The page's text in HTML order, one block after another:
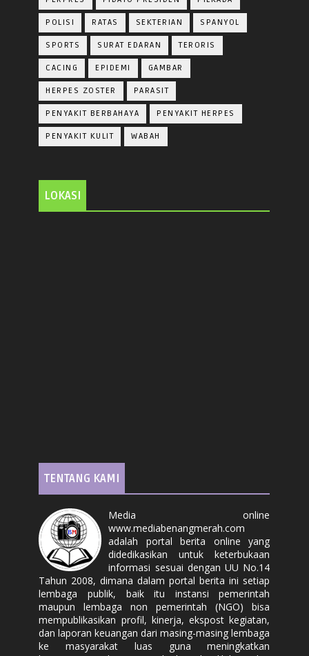
POLISI RATAS SEKTERIAN SPANYOL
SPORTS SURAT EDARAN TERORIS
CACING EPIDEMI GAMBAR
HERPES ZOSTER PARASIT
PENYAKIT BERBAHAYA PENYAKIT HERPES
PENYAKIT KULIT WABAH
LOKASI
TENTANG KAMI
Media online
www.mediabenangmerah.com
adalah portal berita online yang
didedikasikan untuk keterbukaan
informasi sesuai dengan UU No.14
Tahun 2008, dimana dalam portal berita ini setiap
lembaga publik, baik itu instansi pemerintah
maupun lembaga non pemerintah (NGO) bisa
mempublikasikan profil, kinerja, ekspost kegiatan,
dan laporan keuangan dari masing-masing lembaga
ke masyarakat luas guna meningkatkan